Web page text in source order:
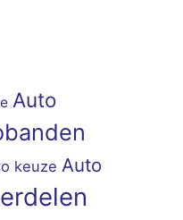
Auto
keuze Auto